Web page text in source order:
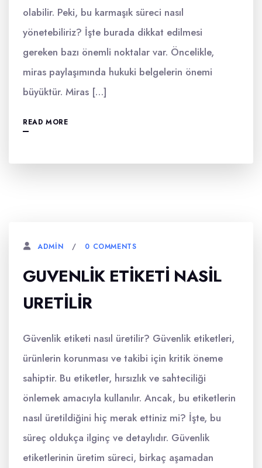
olabilir. Peki, bu karmaşık süreci nasıl
yönetebiliriz? İşte burada dikkat edilmesi
gereken bazı önemli noktalar var. Öncelikle,
miras paylaşımında hukuki belgelerin önemi
büyüktür. Miras […]
READ MORE
ADMIN 0 COMMENTS
GUVENLIK ETIKETI NASIL
URETILIR
Güvenlik etiketi nasıl üretilir? Güvenlik etiketleri,
ürünlerin korunması ve takibi için kritik öneme
sahiptir. Bu etiketler, hırsızlık ve sahteciliği
önlemek amacıyla kullanılır. Ancak, bu etiketlerin
nasıl üretildiğini hiç merak ettiniz mi? İşte, bu
süreç oldukça ilginç ve detaylıdır. Güvenlik
etiketlerinin üretim süreci, birkaç aşamadan